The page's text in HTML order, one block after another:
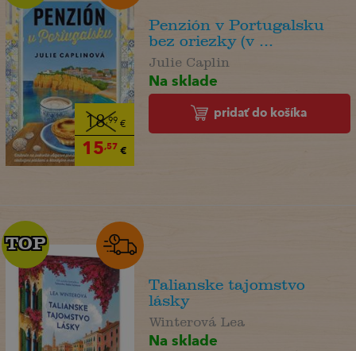
18,99 €
15,57 €
Penzión v Portugalsku
bez oriezky (v ...
Julie Caplin
Na sklade
pridať do košíka
TOP
TOP
Talianske tajomstvo
lásky
Winterová Lea
Na sklade